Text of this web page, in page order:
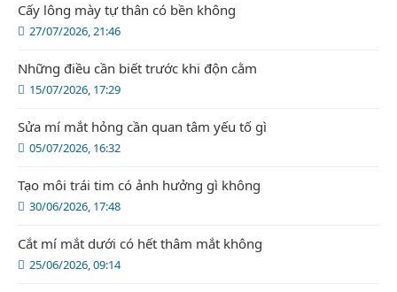
27/07/2026, 21:46
Cấy lông mày tự thân có bền không
15/07/2026, 17:29
Những điều cần biết trước khi độn cằm
05/07/2026, 16:32
Sửa mí mắt hỏng cần quan tâm yếu tố gì
30/06/2026, 17:48
Tạo môi trái tim có ảnh hưởng gì không
25/06/2026, 09:14
Cắt mí mắt dưới có hết thâm mắt không